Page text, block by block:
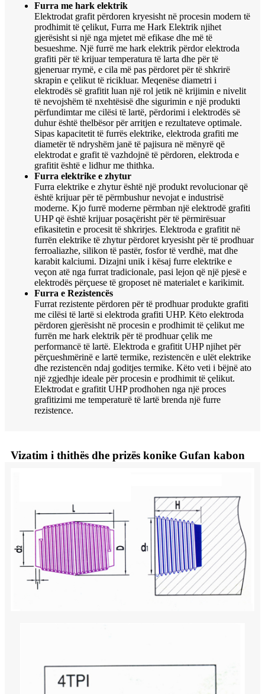
Furra me hark elektrik
Elektrodat grafit përdoren kryesisht në procesin modern të
prodhimit të çelikut, Furra me Hark Elektrik njihet
gjerësisht si një nga mjetet më efikase dhe më të
besueshme. Një furrë me hark elektrik përdor elektroda
grafiti për të krijuar temperatura të larta dhe për të
gjeneruar rrymë, e cila më pas përdoret për të shkrirë
skrapin e çelikut të ricikluar. Meqenëse diametri i
elektrodës së grafitit luan një rol jetik në krijimin e nivelit
të nevojshëm të nxehtësisë dhe sigurimin e një produkti
përfundimtar me cilësi të lartë, përdorimi i elektrodës së
duhur është thelbësor për arritjen e rezultateve optimale.
Sipas kapacitetit të furrës elektrike, elektroda grafiti me
diametër të ndryshëm janë të pajisura në mënyrë që
elektrodat e grafit të vazhdojnë të përdoren, elektroda e
grafitit është e lidhur me thithka.
Furra elektrike e zhytur
Furra elektrike e zhytur është një produkt revolucionar që
është krijuar për të përmbushur nevojat e industrisë
moderne. Kjo furrë moderne përmban një elektrodë grafiti
UHP që është krijuar posaçërisht për të përmirësuar
efikasitetin e procesit të shkrirjes. Elektroda e grafitit në
furrën elektrike të zhytur përdoret kryesisht për të prodhuar
ferroaliazhe, silikon të pastër, fosfor të verdhë, mat dhe
karabit kalciumi. Dizajni unik i kësaj furre elektrike e
veçon atë nga furrat tradicionale, pasi lejon që një pjesë e
elektrodës përçuese të groposet në materialet e karikimit.
Furra e Rezistencës
Furrat rezistente përdoren për të prodhuar produkte grafiti
me cilësi të lartë si elektroda grafiti UHP. Këto elektroda
përdoren gjerësisht në procesin e prodhimit të çelikut me
furrën me hark elektrik për të prodhuar çelik me
performancë të lartë. Elektroda e grafitit UHP njihet për
përçueshmërinë e lartë termike, rezistencën e ulët elektrike
dhe rezistencën ndaj goditjes termike. Këto veti i bëjnë ato
një zgjedhje ideale për procesin e prodhimit të çelikut.
Elektrodat e grafitit UHP prodhohen nga një proces
grafitizimi me temperaturë të lartë brenda një furre
rezistence.
Vizatim i thithës dhe prizës konike Gufan kabon